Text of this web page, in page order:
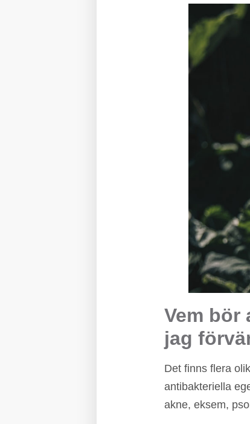
Vem bör
jag
Det finns flera
antibakteriella
akne, eksem,